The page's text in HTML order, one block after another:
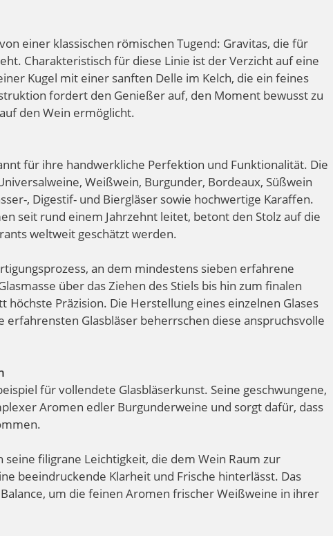
einer klassischen römischen Tugend: Gravitas, die für
Charakteristisch für diese Linie ist der Verzicht auf eine
Kugel mit einer sanften Delle im Kelch, die ein feines
fordert den Genießer auf, den Moment bewusst zu
den Wein ermöglicht.
für ihre handwerkliche Perfektion und Funktionalität. Die
Weißwein, Burgunder, Bordeaux, Süßwein
, Digestif- und Biergläser sowie hochwertige Karaffen.
seit rund einem Jahrzehnt leitet, betont den Stolz auf die
weltweit geschätzt werden.
an dem mindestens sieben erfahrene
über das Ziehen des Stiels bis hin zum finalen
Präzision. Die Herstellung eines einzelnen Glases
Glasbläser beherrschen diese anspruchsvolle
für vollendete Glasbläserkunst. Seine geschwungene,
Aromen edler Burgunderweine und sorgt dafür, dass
filigrane Leichtigkeit, die dem Wein Raum zur
beeindruckende Klarheit und Frische hinterlässt. Das
um die feinen Aromen frischer Weißweine in ihrer